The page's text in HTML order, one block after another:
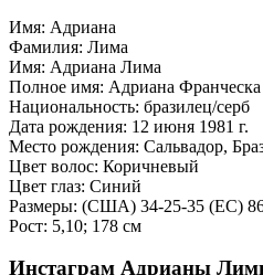
Имя: Адриана
Фамилия: Лима
Имя: Адриана Лима
Полное имя: Адриана
Национальность: бразилец/серб
Дата рождения: 12 июня 1981 г.
Место рождения: Сальвадор,
Цвет волос: Коричневый
Цвет глаз: Синий
Размеры: (США) 34-25-35 (ЕС)
Рост: 5,10; 178 см
Инстаграм Адрианы